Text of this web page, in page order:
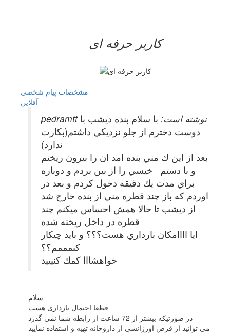
کاربر حرفه ای
مشخصات پیام شخصی
آفلاين
pedramtt نوشته است: با سلام بنده ديشب با
دوست دخترم از جلو نزديكي داشتم(بكارت
ندارد)
بعد از اين ك مني بنده امد ان را بيرون ريختم
و با دستم خيسي را از بين بردم و دوباره
براي مدت يك دقيقه دخول كردم و بعد در
اوردم كه باز چند قطره مني از بنده خارج شد
از ديشب تا حالا همش احساس ميكنم چند
قطره در داخل ريخته شده
ايا اااامكان بارداري هست؟؟؟ و بايد چيكار
كنمممم؟؟
خواهشااا كمك كنيييد
سلام
قطعا احتمال بارداری هست
در صورتیکه بیشتر از 72 ساعت از رابطه شما نمی گذرد
می توانید از قرص اورژانسی از داروخانه تهیه و استفاده نمایید